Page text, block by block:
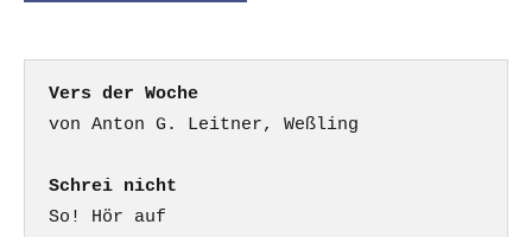
Vers der Woche
Schrei nicht
So! Hör auf